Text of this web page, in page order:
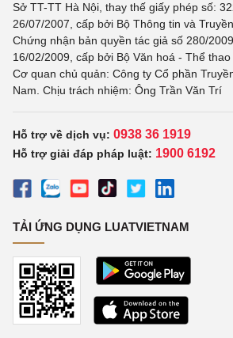
Sở TT-TT Hà Nội, thay thế giấy phép số:
26/07/2007, cấp bởi Bộ Thông tin và
Chứng nhận bản quyền tác giả số 280/
16/02/2009, cấp bởi Bộ Văn hoá - Thể thao
Cơ quan chủ quản: Công ty Cổ phần
Nam. Chịu trách nhiệm: Ông Trần Văn Trí
Hỗ trợ về dịch vụ: 0938 36 1919
Hỗ trợ giải đáp pháp luật: 1900 6192
TẢI ỨNG DỤNG LUATVIETNAM